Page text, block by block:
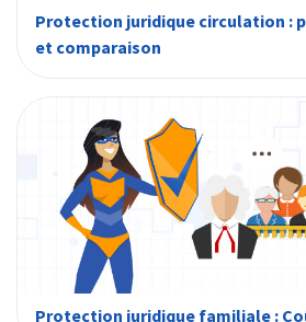
Protection juridique circulation :
et comparaison
Protection juridique familiale :